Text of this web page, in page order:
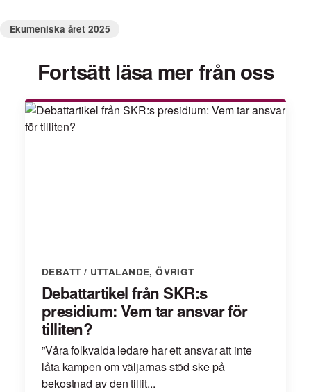
Ekumeniska året 2025
Fortsätt läsa mer från oss
DEBATT / UTTALANDE,ÖVRIGT
Debattartikel från SKR:s
presidium: Vem tar ansvar för
tilliten?
”Våra folkvalda ledare har ett ansvar att inte
låta kampen om väljarnas stöd ske på
bekostnad av den tillit...